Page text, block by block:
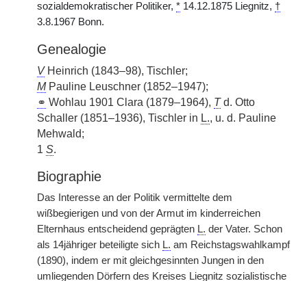
sozialdemokratischer Politiker, * 14.12.1875 Liegnitz, †
3.8.1967 Bonn.
Genealogie
VHeinrich (1843–98), Tischler;
MPauline Leuschner (1852–1947);
⚭ Wohlau 1901 Clara (1879–1964), Td. Otto
Schaller (1851–1936), Tischler in L., u. d. Pauline
Mehwald;
1 S.
Biographie
Das Interesse an der Politik vermittelte dem
wißbegierigen und von der Armut im kinderreichen
Elternhaus entscheidend geprägten L. der Vater. Schon
als 14jähriger beteiligte sich L. am Reichstagswahlkampf
(1890), indem er mit gleichgesinnten Jungen in den
umliegenden Dörfern des Kreises Liegnitz sozialistische